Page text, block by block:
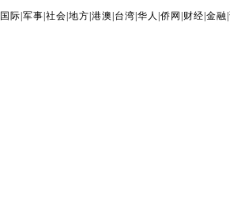
国际 |军事 |社会 |地方 |港澳 台湾 |华人 |侨网 财经 |金融 |